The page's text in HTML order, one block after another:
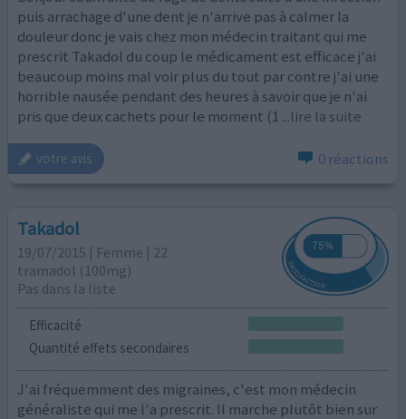
puis arrachage d'une dent je n'arrive pas à calmer la
douleur donc je vais chez mon médecin traitant qui me
prescrit Takadol du coup le médicament est efficace j'ai
beaucoup moins mal voir plus du tout par contre j'ai une
horrible nausée pendant des heures à savoir que je n'ai
pris que deux cachets pour le moment (1 ...lire la suite
votre avis 0 réactions
Takadol
19/07/2015 | Femme | 22
tramadol (100mg)
Pas dans la liste
Efficacité
Quantité effets secondaires
J'ai fréquemment des migraines, c'est mon médecin
généraliste qui me l'a prescrit. Il marche plutôt bien sur